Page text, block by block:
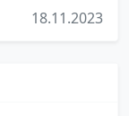
18.11.2023